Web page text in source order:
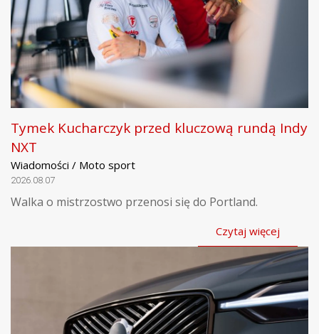
Tymek Kucharczyk przed kluczową rundą Indy
NXT
Wiadomości / Moto sport
2026.08.07
Walka o mistrzostwo przenosi się do Portland.
Czytaj więcej